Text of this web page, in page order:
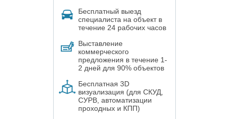
Бесплатный выезд
специалиста на объект в
течение 24 рабочих часов
Выставление
коммерческого
предложения в течение 1-
2 дней для 90% объектов
Бесплатная 3D
визуализация (для СКУД,
СУРВ, автоматизации
проходных и КПП)